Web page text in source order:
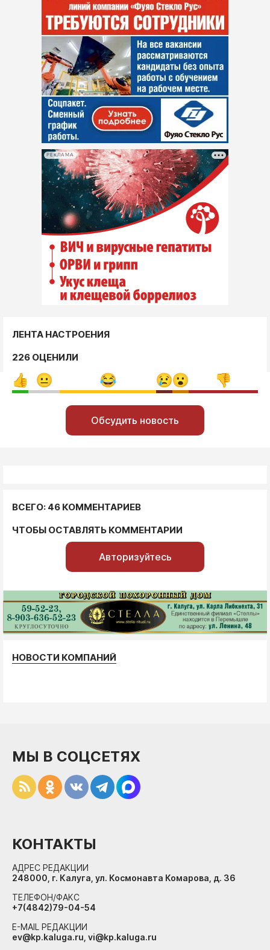
РЕКЛАМА
ЛЕНТА НАСТРОЕНИЯ
226 ОЦЕНИЛИ
Обсудить новость
ВСЕГО: 46 КОММЕНТАРИЕВ
ЧТОБЫ ОСТАВЛЯТЬ КОММЕНТАРИИ
Авторизуйтесь
НОВОСТИ КОМПАНИЙ
МЫ В СОЦСЕТЯХ
КОНТАКТЫ
АДРЕС РЕДАКЦИИ
248000, г. Калуга, ул. Космонавта Комарова, д. 36
ТЕЛЕФОН/ФАКС
+7(4842)79-04-54
E-MAIL РЕДАКЦИИ
ev@kp.kaluga.ru, vi@kp.kaluga.ru